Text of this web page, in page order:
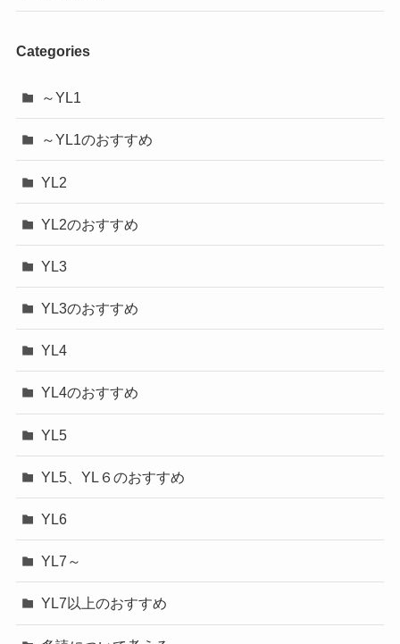
Categories
～YL1
～YL1のおすすめ
YL2
YL2のおすすめ
YL3
YL3のおすすめ
YL4
YL4のおすすめ
YL5
YL5、YL６のおすすめ
YL6
YL7～
YL7以上のおすすめ